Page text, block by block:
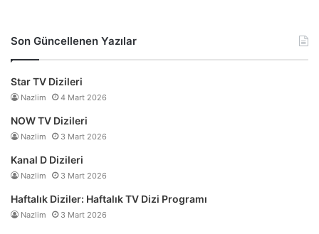
Son Güncellenen Yazılar
Star TV Dizileri
Nazlim 4 Mart 2026
NOW TV Dizileri
Nazlim 3 Mart 2026
Kanal D Dizileri
Nazlim 3 Mart 2026
Haftalık Diziler: Haftalık TV Dizi Programı
Nazlim 3 Mart 2026